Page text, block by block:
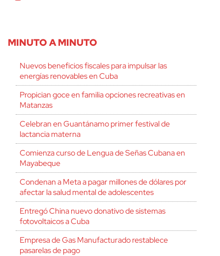
MINUTO A MINUTO
Nuevos beneficios fiscales para impulsar las
energías renovables en Cuba
Propician goce en familia opciones recreativas en
Matanzas
Celebran en Guantánamo primer festival de
lactancia materna
Comienza curso de Lengua de Señas Cubana en
Mayabeque
Condenan a Meta a pagar millones de dólares por
afectar la salud mental de adolescentes
Entregó China nuevo donativo de sistemas
fotovoltaicos a Cuba
Empresa de Gas Manufacturado restablece
pasarelas de pago